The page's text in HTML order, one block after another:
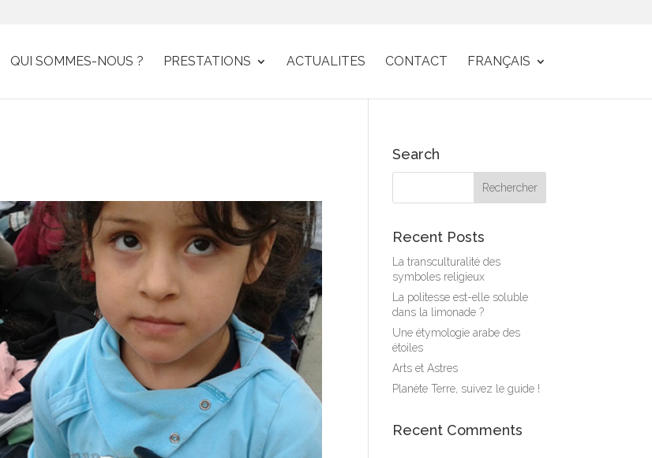
QUI SOMMES-NOUS ? PRESTATIONS ACTUALITES CONTACT FRANÇAIS
Search
Recent Posts
La transculturalité des
symboles religieux
La politesse est-elle soluble
dans la limonade ?
Une étymologie arabe des
étoiles
Arts et Astres
Planète Terre, suivez le guide !
Recent Comments